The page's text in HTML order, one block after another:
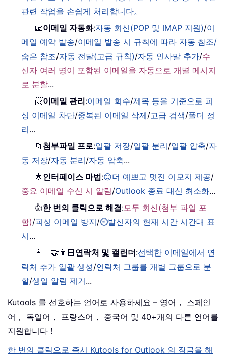
관련 작업을 손쉽게 처리합니다。
📧이메일 자동화:자동 회신(POP 및 IMAP 지원)/이
메일 예약 발송/이메일 발송 시 규칙에 따라 자동 참조/
숨은 참조/자동 전달(고급 규칙)/자동 인사말 추가/수
신자 여러 명이 포함된 이메일을 자동으로 개별 메시지
로 분할...
📨이메일 관리:이메일 회수/제목 등을 기준으로 피
싱 이메일 차단/중복된 이메일 삭제/고급 검색/폴더 정
리...
📁 첨부파일 프로:일괄 저장/일괄 분리/일괄 압축/자
동 저장/자동 분리/자동 압축...
🌟인터페이스 마법:😊더 예쁘고 멋진 이모지 제공/
중요 이메일 수신 시 알림/Outlook 종료 대신 최소화...
👍한 번의 클릭으로 해결:모두 회신(첨부 파일 포
함)/피싱 이메일 방지/🕘발신자의 현재 시간 시간대 표
시...
👩🏼‍🤝‍👩🏻연락처 및 캘린더:선택한 이메일에서 연
락처 추가 일괄 생성/연락처 그룹를 개별 그룹으로 분
할/생일 알림 제거...
Kutools 를 선호하는 언어로 사용하세요 – 영어， 스페인
어， 독일어， 프랑스어， 중국어 및 40+개의 다른 언어를
지원합니다！
한 번의 클릭으로 즉시 Kutools for Outlook 의 잠금을 해